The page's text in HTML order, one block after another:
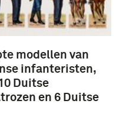
modellen van
infanteristen,
Duitse
en 6 Duitse